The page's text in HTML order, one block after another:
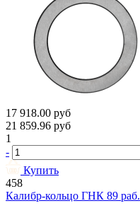
17 918.00 руб
21 859.96 руб
1
-
Купить
458
Калибр-кольцо ГНК 89 раб.